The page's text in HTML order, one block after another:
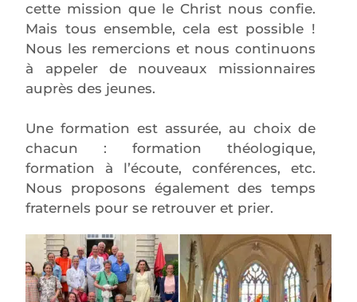
cette mission que le Christ nous confie.
Mais tous ensemble, cela est possible !
Nous les remercions et nous continuons
à appeler de nouveaux missionnaires
auprès des jeunes.
Une formation est assurée, au choix de
chacun : formation théologique,
formation à l’écoute, conférences, etc.
Nous proposons également des temps
fraternels pour se retrouver et prier.